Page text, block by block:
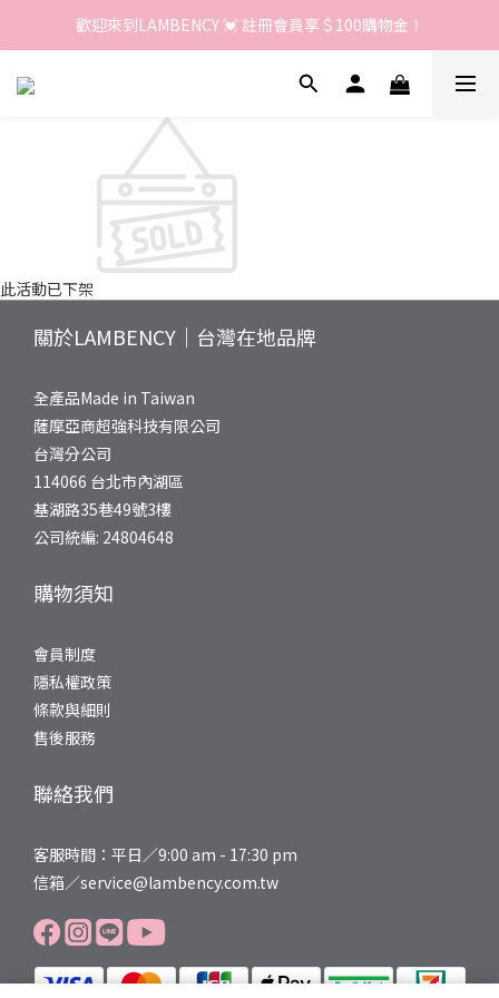
歡迎來到LAMBENCY 💓 註冊會員享＄100購物金！
歡迎來到LAMBENCY 💓 註冊會員享＄100購物金！
加入LINE好友 領優惠卷＄150
歡迎來到LAMBENCY 💓 註冊會員享＄100購物金！
此活動已下架
關於LAMBENCY｜台灣在地品牌
全產品Made in Taiwan
薩摩亞商超強科技有限公司
台灣分公司
114066 台北市內湖區
基湖路35巷49號3樓
公司統編: 24804648
購物須知
會員制度
隱私權政策
條款與細則
售後服務
聯絡我們
客服時間：平日／9:00 am - 17:30 pm
信箱／service@lambency.com.tw